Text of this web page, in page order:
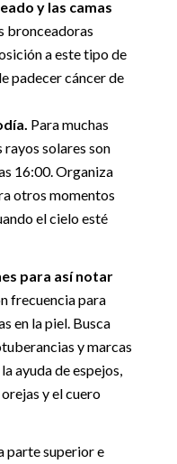
y las camas
bronceadoras
a este tipo de
padecer cáncer de
Para muchas
solares son
16:00. Organiza
otros momentos
el cielo esté
para así notar
frecuencia para
en la piel. Busca
y marcas
ayuda de espejos,
y el cuero
parte superior e